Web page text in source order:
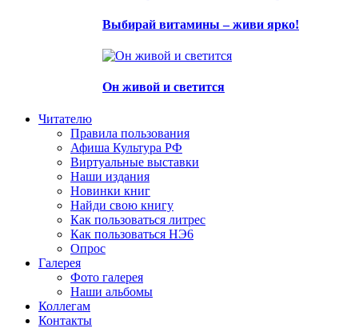
Выбирай витамины – живи ярко!
Он живой и светится
Читателю
Правила пользования
Афиша Культура РФ
Виртуальные выставки
Наши издания
Новинки книг
Найди свою книгу
Как пользоваться литрес
Как пользоваться НЭ6
Опрос
Галерея
Фото галерея
Наши альбомы
Коллегам
Контакты